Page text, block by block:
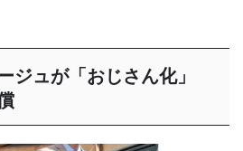
ジュが「おじさん化」